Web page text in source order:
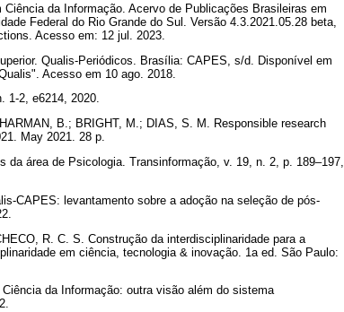
da Informação. Acervo de Publicações Brasileiras em
Federal do Rio Grande do Sul. Versão 4.3.2021.05.28 beta,
Acesso em: 12 jul. 2023.
Qualis-Periódicos. Brasília: CAPES, s/d. Disponível em
Acesso em 10 ago. 2018.
1-2, e6214, 2020.
B.; BRIGHT, M.; DIAS, S. M. Responsible research
May 2021. 28 p.
área de Psicologia. Transinformação, v. 19, n. 2, p. 189–197,
CAPES: levantamento sobre a adoção na seleção de pós-
R. C. S. Construção da interdisciplinaridade para a
em ciência, tecnologia & inovação. 1a ed. São Paulo:
da Informação: outra visão além do sistema